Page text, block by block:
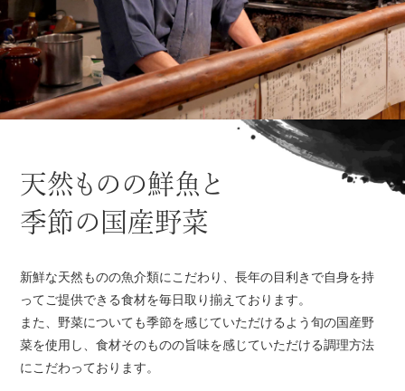
天然ものの鮮魚と
季節の国産野菜
新鮮な天然ものの魚介類にこだわり、長年の目利きで自身を持
ってご提供できる食材を毎日取り揃えております。
また、野菜についても季節を感じていただけるよう旬の国産野
菜を使用し、食材そのものの旨味を感じていただける調理方法
にこだわっております。